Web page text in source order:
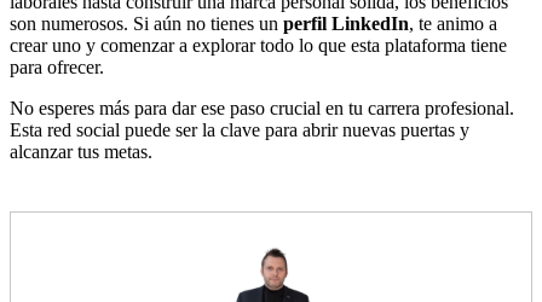
son numerosos. Si aún no tienes un perfil LinkedIn, te animo a
crear uno y comenzar a explorar todo lo que esta plataforma tiene
para ofrecer.
No esperes más para dar ese paso crucial en tu carrera profesional.
Esta red social puede ser la clave para abrir nuevas puertas y
alcanzar tus metas.